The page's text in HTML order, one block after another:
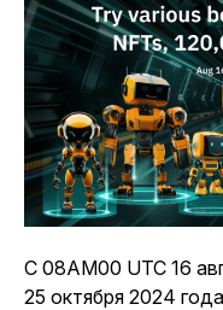
С 08AM00 UTC 16
25 октября 2024